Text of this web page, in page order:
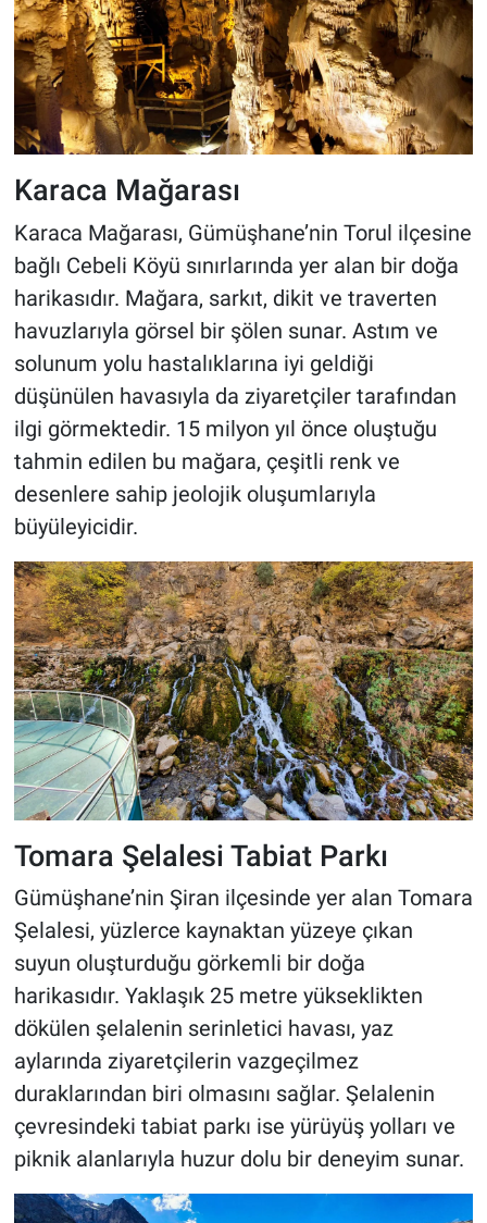
Karaca Mağarası
Karaca Mağarası, Gümüşhane’nin Torul ilçesine
bağlı Cebeli Köyü sınırlarında yer alan bir doğa
harikasıdır. Mağara, sarkıt, dikit ve traverten
havuzlarıyla görsel bir şölen sunar. Astım ve
solunum yolu hastalıklarına iyi geldiği
düşünülen havasıyla da ziyaretçiler tarafından
ilgi görmektedir. 15 milyon yıl önce oluştuğu
tahmin edilen bu mağara, çeşitli renk ve
desenlere sahip jeolojik oluşumlarıyla
büyüleyicidir.
Tomara Şelalesi Tabiat Parkı
Gümüşhane’nin Şiran ilçesinde yer alan Tomara
Şelalesi, yüzlerce kaynaktan yüzeye çıkan
suyun oluşturduğu görkemli bir doğa
harikasıdır. Yaklaşık 25 metre yükseklikten
dökülen şelalenin serinletici havası, yaz
aylarında ziyaretçilerin vazgeçilmez
duraklarından biri olmasını sağlar. Şelalenin
çevresindeki tabiat parkı ise yürüyüş yolları ve
piknik alanlarıyla huzur dolu bir deneyim sunar.